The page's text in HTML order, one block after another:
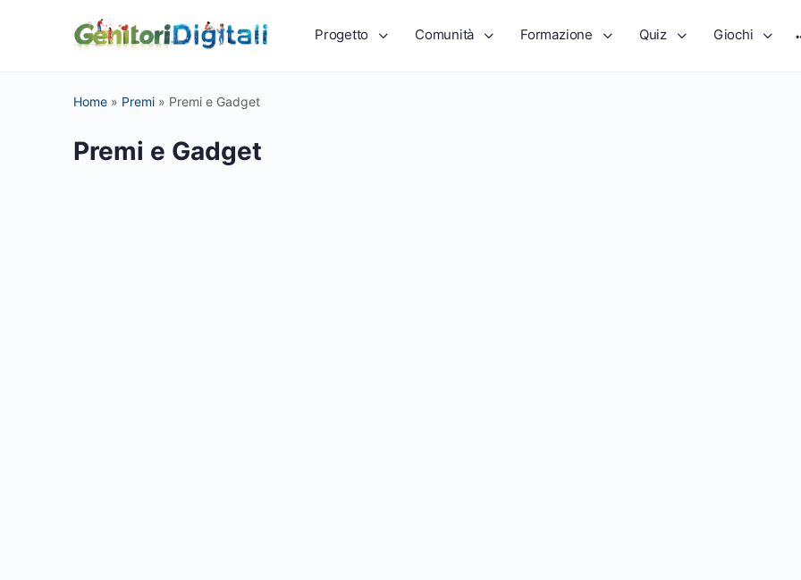
Progetto Comunità Formazione Quiz Giochi
Home » Premi » Premi e Gadget
Premi e Gadget